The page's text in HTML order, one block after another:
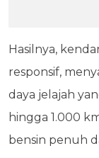
Hasilnya,
responsif,
daya jelajah
hingga 1.000
bensin penuh